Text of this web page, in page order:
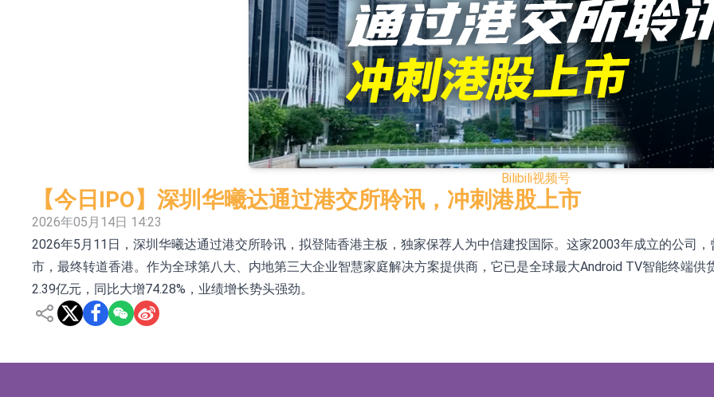
鲁阳节能：公司汽车衬垫 CCMAX、E2K、HBD系列产品已实现量产销售
北京君正：预计后续仍将主要采用季度调价的模式
【异动股】汽车整车板块下挫，北汽蓝谷(600733.CN)跌6.38%
【异动股】港股涨幅榜前十，生物系统工程股权(02902.HK)涨+231.25%，中国智能健康(00348.HK)涨
【异动股】昨日打二板以上表现板块拉升，欣天科技(300615.CN)涨19.97%
【异动股】港股跌幅榜前十，天瑞汽车内饰(06162.HK)跌18.00%，德信服务集团(02215.HK)跌16.33%
和光智成完成天使轮数千万融资
10年期港元特区政府机构债券将于2026年8月12日透过重开进行投标
Bilibili视频号
【今日IPO】深圳华曦达通过港交所聆讯，冲刺港股上市
2026年05月14日 14:23
2026年5月11日，深圳华曦达通过港交所聆讯，拟登陆香港主板，独家保荐人为中信建投国际。这家2003年成立的公司
市，最终转道香港。作为全球第八大、内地第三大企业智慧家庭解决方案提供商，它已是全球最大Android TV智能终端
2.39亿元，同比大增74.28%，业绩增长势头强劲。